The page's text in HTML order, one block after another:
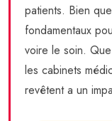
patients. Bien
fondamentaux
voire le soin.
les cabinets
revêtent a un